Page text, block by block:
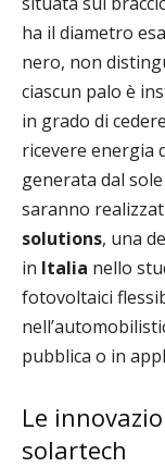
ha il diametro
nero, non
ciascun palo è
in grado di
ricevere energia
generata dal
saranno
solutions, una
in Italia nello
fotovoltaici
pubblica o in
Le
solartech